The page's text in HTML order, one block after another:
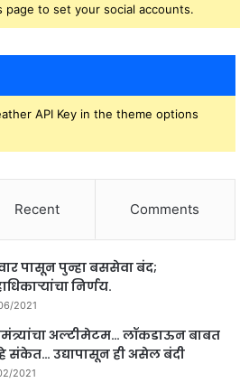
page to set your social accounts.
API Key in the theme options
Recent Comments
पासून पुन्हा बससेवा बंद;
निर्णय.
2021
अल्टीमेटम… लॉकडाऊन बाबत
संकेत… उद्यापासून ही असेल बंदी
2021